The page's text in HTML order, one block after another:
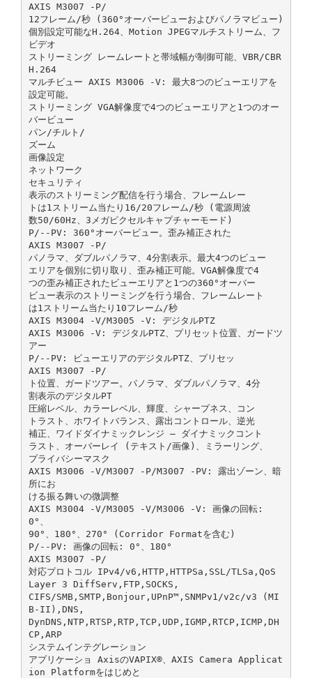
AXIS M3007 ‑P/
12フレーム/秒 (360°オーバービューおよびパノラマビュー)
個別設定可能なH.264、Motion JPEGマルチストリーム、フ
ビデオ
ストリーミング レームレートと帯域幅が制御可能、VBR/CBR
H.264
マルチビュー AXIS M3006 ‑V: 最大8つのビューエリアを
設定可能。
ストリーミング VGA解像度で4つのビューエリアと1つのオー
バービュー
パン/チルト/
ズーム
画像設定
ネットワーク
セキュリティ
表示のストリーミング配信を行う場合、フレームレー
トは1ストリーム当たり16/20フレーム/秒 (電源周波
数50/60Hz、3メガピクセルキャプチャーモード)
P/‑‑PV: 360°オーバービュー。歪み補正された
AXIS M3007 ‑P/
パノラマ、ダブルパノラマ、4分割表示。最大4つのビュー
エリアを個別に切り取り、歪み補正可能。VGA解像度で4
つの歪み補正されたビューエリアと1つの360°オーバー
ビュー表示のストリーミングを行う場合、フレームレート
は1ストリーム当たり10フレーム/秒
AXIS M3004 ‑V/M3005 ‑V: デジタルPTZ
AXIS M3006 ‑V: デジタルPTZ、プリセット位置、ガードツ
アー
P/‑‑PV: ビューエリアのデジタルPTZ、プリセッ
AXIS M3007 ‑P/
ト位置、ガードツアー。パノラマ、ダブルパノラマ、4分
割表示のデジタルPT
圧縮レベル、カラーレベル、輝度、シャープネス、コン
トラスト、ホワイトバランス、露出コントロール、逆光
補正、ワイドダイナミックレンジ – ダイナミックコント
ラスト、オーバーレイ (テキスト/画像)、ミラーリング、
プライバシーマスク
AXIS M3006 ‑V/M3007 ‑P/M3007 ‑PV: 露出ゾーン、暗
所にお
ける振る舞いの微調整
AXIS M3004 ‑V/M3005 ‑V/M3006 ‑V: 画像の回転:
0°、
90°、180°、270° (Corridor Formatを含む)
P/‑‑PV: 画像の回転: 0°、180°
AXIS M3007 ‑P/
対応プロトコル IPv4/v6,HTTP,HTTPSa,SSL/TLSa,QoS
Layer 3 DiffServ,FTP,SOCKS,
CIFS/SMB,SMTP,Bonjour,UPnP™,SNMPv1/v2c/v3 (MI
B‑II),DNS,
DynDNS,NTP,RTSP,RTP,TCP,UDP,IGMP,RTCP,ICMP,DH
CP,ARP
システムインテグレーション
アプリケーショ AxisのVAPIX®、AXIS Camera Applicat
ion Platformをはじめと